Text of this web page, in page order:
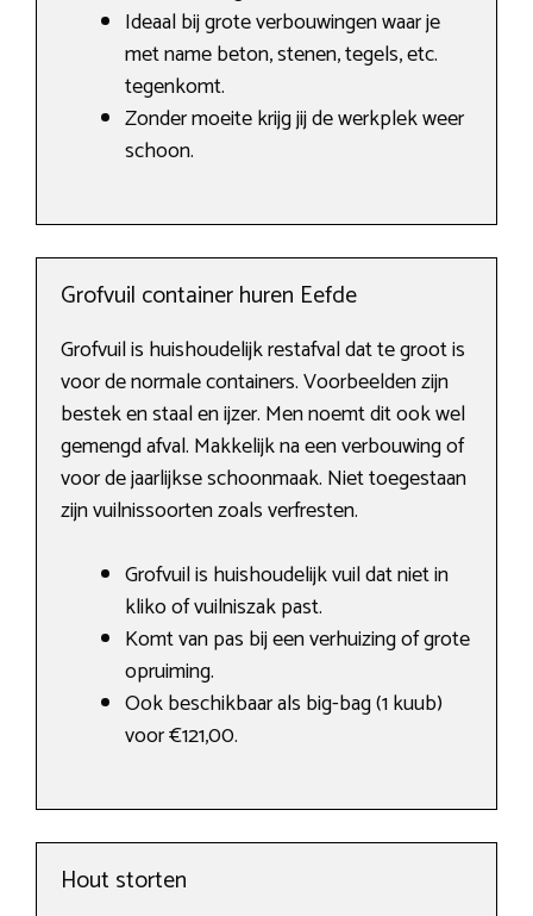
Ideaal bij grote verbouwingen waar je
met name beton, stenen, tegels, etc.
tegenkomt.
Zonder moeite krijg jij de werkplek weer
schoon.
Grofvuil container huren Eefde
Grofvuil is huishoudelijk restafval dat te groot is
voor de normale containers. Voorbeelden zijn
bestek en staal en ijzer. Men noemt dit ook wel
gemengd afval. Makkelijk na een verbouwing of
voor de jaarlijkse schoonmaak. Niet toegestaan
zijn vuilnissoorten zoals verfresten.
Grofvuil is huishoudelijk vuil dat niet in
kliko of vuilniszak past.
Komt van pas bij een verhuizing of grote
opruiming.
Ook beschikbaar als big-bag (1 kuub)
voor €121,00.
Hout storten